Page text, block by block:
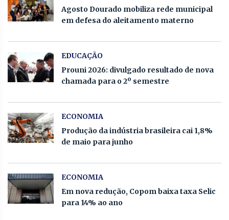
Agosto Dourado mobiliza rede municipal
em defesa do aleitamento materno
EDUCAÇÃO
Prouni 2026: divulgado resultado de nova
chamada para o 2º semestre
ECONOMIA
Produção da indústria brasileira cai 1,8%
de maio para junho
ECONOMIA
Em nova redução, Copom baixa taxa Selic
para 14% ao ano